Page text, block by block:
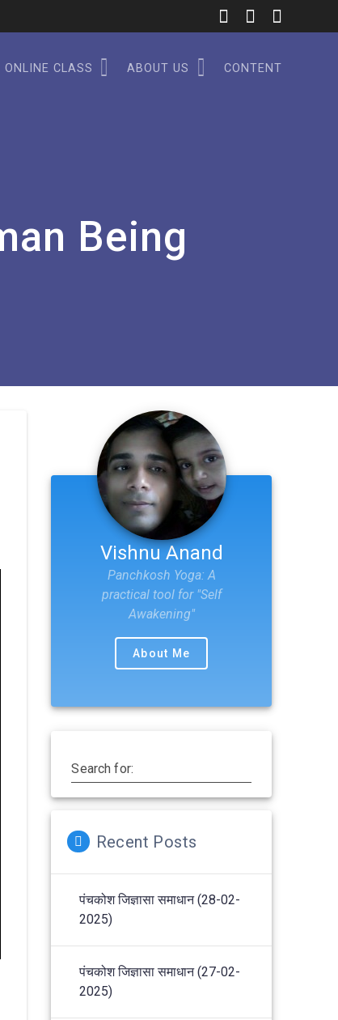
ONLINE CLASS ABOUT US CONTENT
Being
Vishnu Anand
Panchkosh Yoga: A
practical tool for "Self
Awakening"
About Me
Search for:
Recent Posts
पंचकोश जिज्ञासा समाधान (28-02-
2025)
पंचकोश जिज्ञासा समाधान (27-02-
2025)